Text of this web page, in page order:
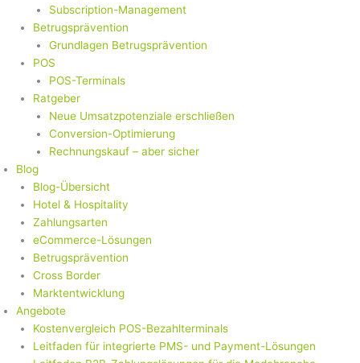
Subscription-Management
Betrugsprävention
Grundlagen Betrugsprävention
POS
POS-Terminals
Ratgeber
Neue Umsatzpotenziale erschließen
Conversion-Optimierung
Rechnungskauf – aber sicher
Blog
Blog-Übersicht
Hotel & Hospitality
Zahlungsarten
eCommerce-Lösungen
Betrugsprävention
Cross Border
Marktentwicklung
Angebote
Kostenvergleich POS-Bezahlterminals
Leitfaden für integrierte PMS- und Payment-Lösungen